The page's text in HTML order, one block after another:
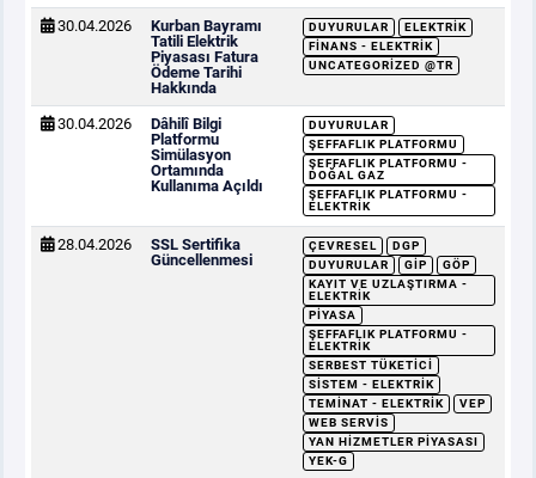
30.04.2026
Kurban Bayramı
Tatili Elektrik
Piyasası Fatura
Ödeme Tarihi
Hakkında
DUYURULAR
ELEKTRIK
FINANS - ELEKTRIK
UNCATEGORIZED @TR
30.04.2026
Dâhilî Bilgi
Platformu
Simülasyon
Ortamında
Kullanıma Açıldı
DUYURULAR
ŞEFFAFLIK PLATFORMU
ŞEFFAFLIK PLATFORMU -
DOĞAL GAZ
ŞEFFAFLIK PLATFORMU -
ELEKTRIK
28.04.2026
SSL Sertifika
Güncellenmesi
ÇEVRESEL
DGP
DUYURULAR
GİP
GÖP
KAYIT VE UZLAŞTIRMA -
ELEKTRIK
PIYASA
ŞEFFAFLIK PLATFORMU -
ELEKTRIK
SERBEST TÜKETICI
SISTEM - ELEKTRIK
TEMINAT - ELEKTRIK
VEP
WEB SERVIS
YAN HIZMETLER PIYASASI
YEK-G